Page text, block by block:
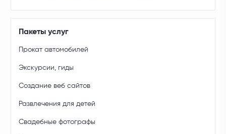
Пакеты услуг
Прокат автомобилей
Экскурсии, гиды
Создание веб сайтов
Развлечения для детей
Свадебные фотографы